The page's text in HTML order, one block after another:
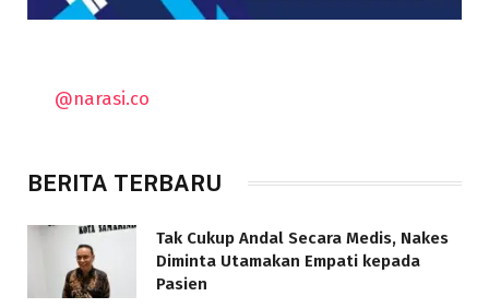
@narasi.co
BERITA TERBARU
Tak Cukup Andal Secara Medis, Nakes
Diminta Utamakan Empati kepada
Pasien